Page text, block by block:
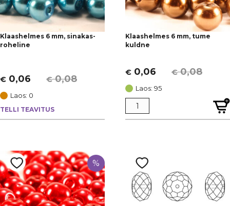
tilk(34)
ümmargune(42)
Klaashelmes 6 mm, sinakas-
roheline
€0,08
Algne
hind
oli:
€ 0,08.
€ 0,06
Current
price
is:
€ 0,06.
Laos: 0
TELLI TEAVITUS
Klaashelmes 6 mm, tume
kuldne
€0,08
Algne
hind
oli:
€ 0,08.
€ 0,06
Current
price
is:
€ 0,06.
Laos: 95
%